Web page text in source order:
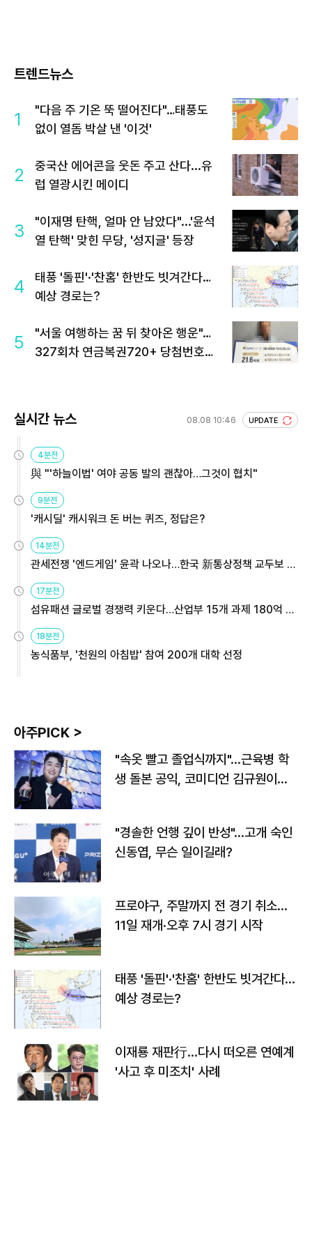
트렌드뉴스
1
"다음 주 기온 뚝 떨어진다"…태풍도
없이 열돔 박살 낸 '이것'
2
중국산 에어콘을 웃돈 주고 산다...유
럽 열광시킨 메이디
3
"이재명 탄핵, 얼마 안 남았다"...'윤석
열 탄핵' 맞힌 무당, '성지글' 등장
4
태풍 '돌핀'·'찬홈' 한반도 빗겨간다…
예상 경로는?
5
"서울 여행하는 꿈 뒤 찾아온 행운"…
327회차 연금복권720+ 당첨번호조
실시간 뉴스 08.08 10:46 UPDATE
4분전
與 "'하늘이법' 여야 공동 발의 괜찮아…그것이 협치"
9분전
'캐시딜' 캐시워크 돈 버는 퀴즈, 정답은?
14분전
관세전쟁 '엔드게임' 윤곽 나오나…한국 新통상정책 교두보 활
용해야
17분전
섬유패션 글로벌 경쟁력 키운다…산업부 15개 과제 180억 지
원
18분전
농식품부, '천원의 아침밥' 참여 200개 대학 선정
아주PICK >
"속옷 빨고 졸업식까지"…근육병 학
생 돌본 공익, 코미디언 김규원이었
"경솔한 언행 깊이 반성"…고개 숙인
신동엽, 무슨 일이길래?
프로야구, 주말까지 전 경기 취소…
11일 재개·오후 7시 경기 시작
태풍 '돌핀'·'찬홈' 한반도 빗겨간다…
예상 경로는?
이재룡 재판行…다시 떠오른 연예계
'사고 후 미조치' 사례